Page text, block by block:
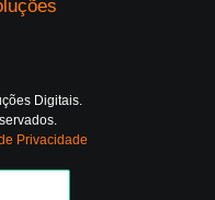
Digitais.
Privacidade